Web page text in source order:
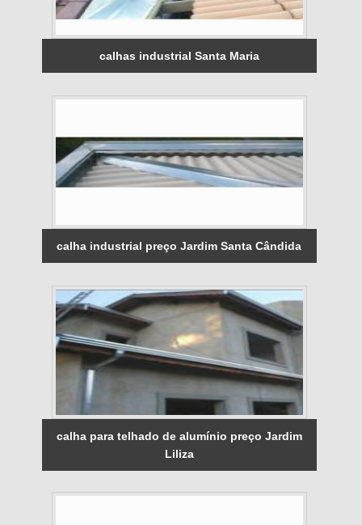
calhas industrial Santa Maria
calha industrial preço Jardim Santa Cândida
calha para telhado de alumínio preço Jardim
Liliza